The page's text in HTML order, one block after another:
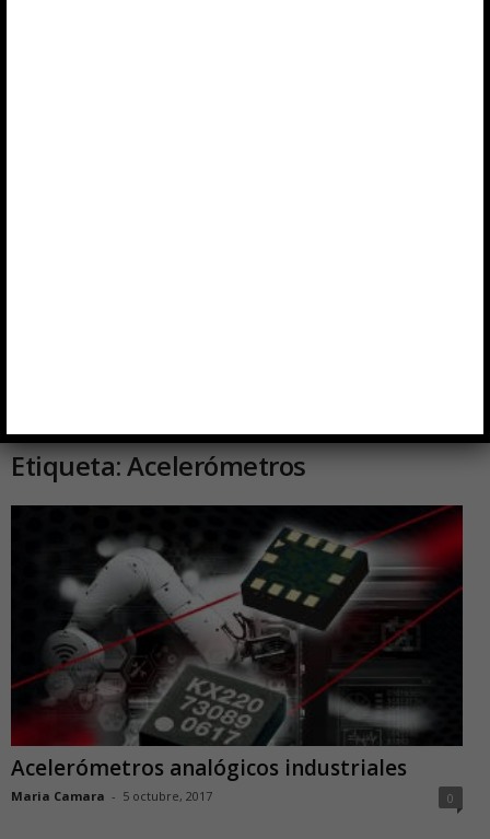
Etiqueta: Acelerómetros
Acelerómetros analógicos industriales
Maria Camara - 5 octubre, 2017 0